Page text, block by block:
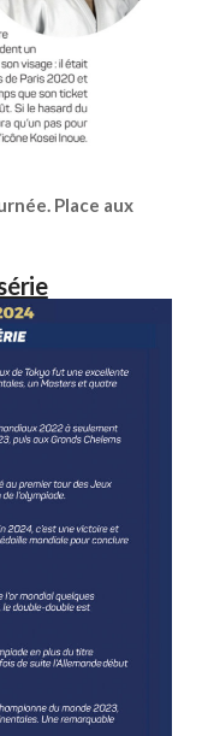
Place aux